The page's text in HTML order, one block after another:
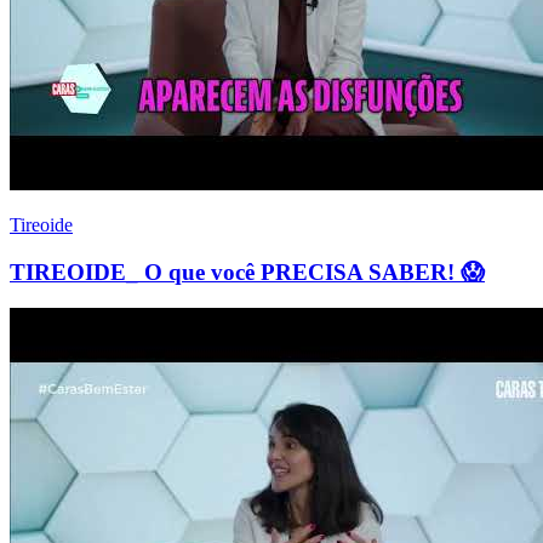
Tireoide
TIREOIDE_ O que você PRECISA SABER! 😱